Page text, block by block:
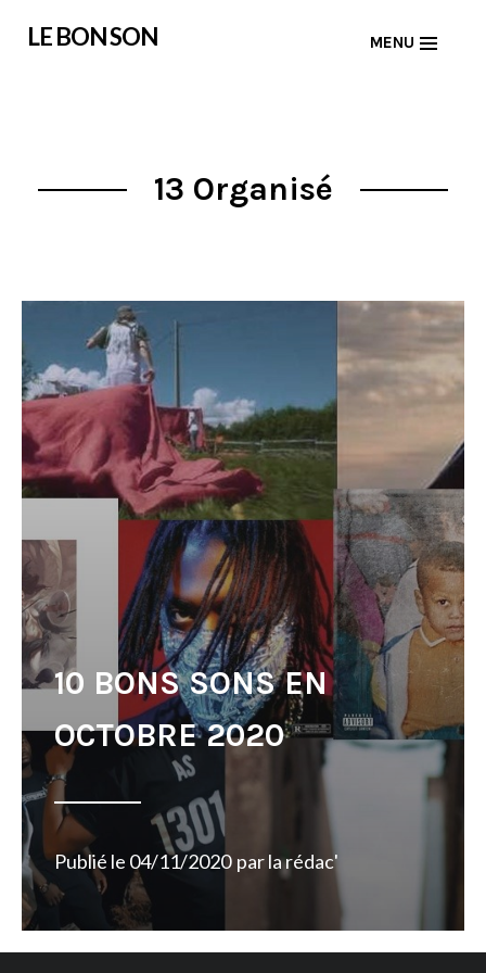
LE BON SON MENU
13 Organisé
10 BONS SONS EN
OCTOBRE 2020
Publié le 04/11/2020 parla rédac'